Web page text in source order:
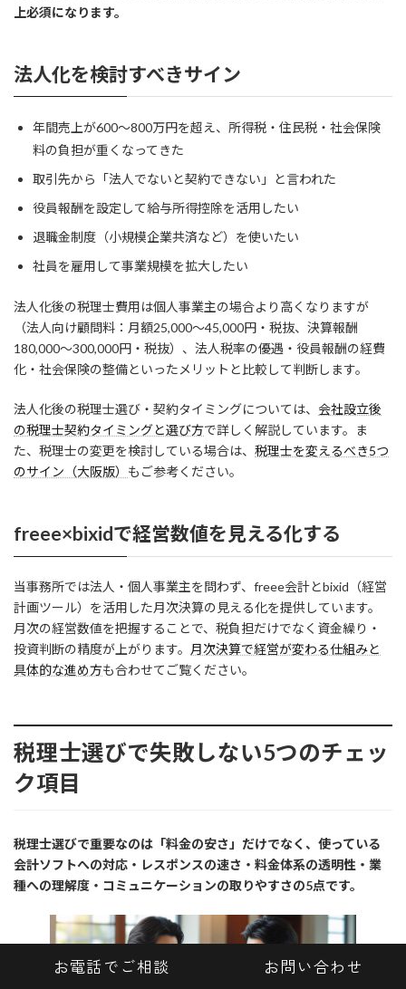
上必須になります。
法人化を検討すべきサイン
年間売上が600〜800万円を超え、所得税・住民税・社会保険
料の負担が重くなってきた
取引先から「法人でないと契約できない」と言われた
役員報酬を設定して給与所得控除を活用したい
退職金制度（小規模企業共済など）を使いたい
社員を雇用して事業規模を拡大したい
法人化後の税理士費用は個人事業主の場合より高くなりますが
（法人向け顧問料：月額25,000〜45,000円・税抜、決算報酬
180,000〜300,000円・税抜）、法人税率の優遇・役員報酬の経費
化・社会保険の整備といったメリットと比較して判断します。
法人化後の税理士選び・契約タイミングについては、 会社設立後
の税理士契約タイミングと選び方で詳しく解説しています。ま
た、税理士の変更を検討している場合は、 税理士を変えるべき5つ
のサイン（大阪版） もご参考ください。
freee×bixidで経営数値を見える化する
当事務所では法人・個人事業主を問わず、freee会計とbixid（経営
計画ツール）を活用した月次決算の見える化を提供しています。
月次の経営数値を把握することで、税負担だけでなく資金繰り・
投資判断の精度が上がります。 月次決算で経営が変わる仕組みと
具体的な進め方も合わせてご覧ください。
税理士選びで失敗しない5つのチェッ
ク項目
税理士選びで重要なのは「料金の安さ」だけでなく、使っている
会計ソフトへの対応・レスポンスの速さ・料金体系の透明性・業
種への理解度・コミュニケーションの取りやすさの5点です。
お電話でご相談 お問い合わせ